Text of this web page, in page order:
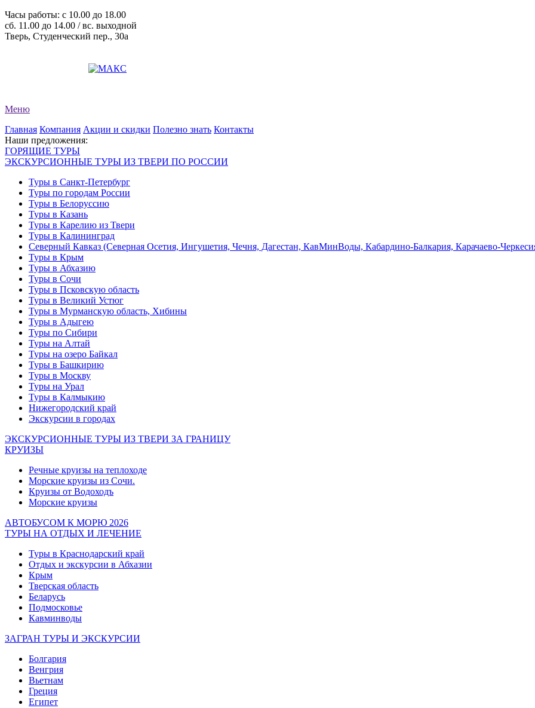
Часы работы: c 10.00 до 18.00
сб. 11.00 до 14.00 / вс. выходной
Тверь, Студенческий пер., 30а
Меню
Главная Компания Акции и скидки Полезно знать Контакты
Наши предложения:
ГОРЯЩИЕ ТУРЫ
ЭКСКУРСИОННЫЕ ТУРЫ ИЗ ТВЕРИ ПО РОССИИ
Туры в Санкт-Петербург
Туры по городам России
Туры в Белоруссию
Туры в Казань
Туры в Карелию из Твери
Туры в Калининград
Северный Кавказ (Северная Осетия, Ингушетия, Чечня, Дагестан, КавМинВоды, Кабардино-Балкария, Карачаево-
Туры в Крым
Туры в Абхазию
Туры в Сочи
Туры в Псковскую область
Туры в Великий Устюг
Туры в Мурманскую область, Хибины
Туры в Адыгею
Туры по Сибири
Туры на Алтай
Туры на озеро Байкал
Туры в Башкирию
Туры в Москву
Туры на Урал
Туры в Калмыкию
Нижегородский край
Экскурсии в городах
ЭКСКУРСИОННЫЕ ТУРЫ ИЗ ТВЕРИ ЗА ГРАНИЦУ
КРУИЗЫ
Речные круизы на теплоходе
Морские круизы из Сочи.
Круизы от Водоходъ
Морские круизы
АВТОБУСОМ К МОРЮ 2026
ТУРЫ НА ОТДЫХ И ЛЕЧЕНИЕ
Туры в Краснодарский край
Отдых и экскурсии в Абхазии
Крым
Тверская область
Беларусь
Подмосковье
Кавминводы
ЗАГРАН ТУРЫ И ЭКСКУРСИИ
Болгария
Венгрия
Вьетнам
Греция
Египет